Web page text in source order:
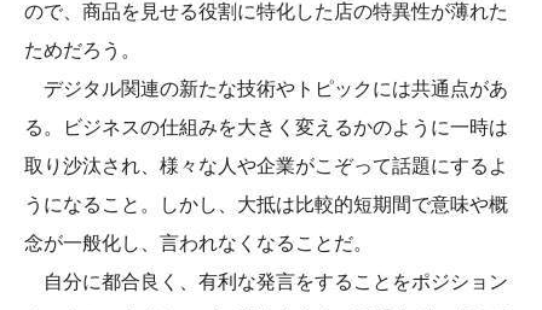
ので、商品を見せる役割に特化した店の特異性が薄れた
ためだろう。
デジタル関連の新たな技術やトピックには共通点があ
る。ビジネスの仕組みを大きく変えるかのように一時は
取り沙汰され、様々な人や企業がこぞって話題にするよ
うになること。しかし、大抵は比較的短期間で意味や概
念が一般化し、言われなくなることだ。
自分に都合良く、有利な発言をすることをポジション